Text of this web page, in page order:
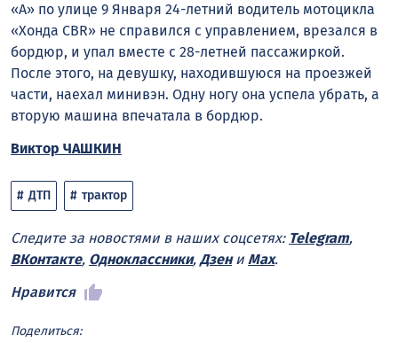
«А» по улице 9 Января 24-летний водитель мотоцикла
«Хонда CBR» не справился с управлением, врезался в
бордюр, и упал вместе с 28-летней пассажиркой.
После этого, на девушку, находившуюся на проезжей
части, наехал минивэн. Одну ногу она успела убрать, а
вторую машина впечатала в бордюр.
Виктор ЧАШКИН
ДТП трактор
Следите за новостями в наших соцсетях: Telegram,
ВКонтакте, Одноклассники, Дзени Max.
Нравится
Поделиться: